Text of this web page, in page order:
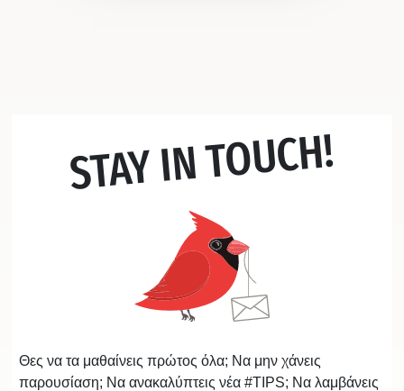
STAY IN TOUCH!
Θες να τα μαθαίνεις πρώτος όλα; Να μην χάνεις
παρουσίαση; Να ανακαλύπτεις νέα #TIPS; Να λαμβάνεις